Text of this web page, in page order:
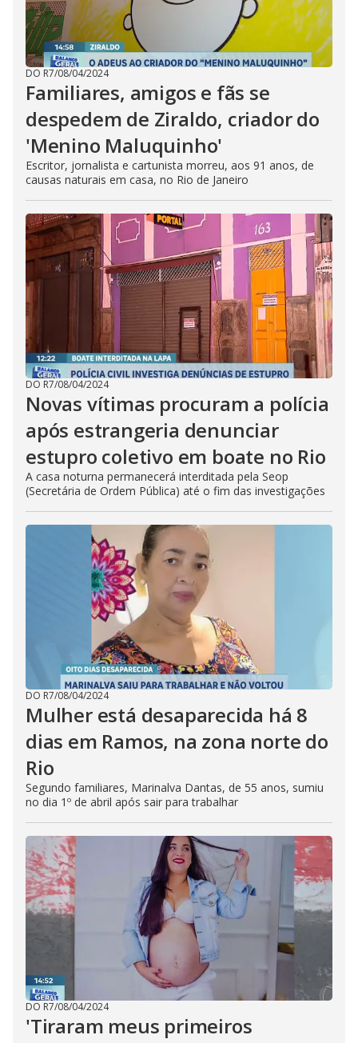
DO R7/08/04/2024
Familiares, amigos e fãs se
despedem de Ziraldo, criador do
'Menino Maluquinho'
Escritor, jornalista e cartunista morreu, aos 91 anos, de
causas naturais em casa, no Rio de Janeiro
DO R7/08/04/2024
Novas vítimas procuram a polícia
após estrangeria denunciar
estupro coletivo em boate no Rio
A casa noturna permanecerá interditada pela Seop
(Secretária de Ordem Pública) até o fim das investigações
DO R7/08/04/2024
Mulher está desaparecida há 8
dias em Ramos, na zona norte do
Rio
Segundo familiares, Marinalva Dantas, de 55 anos, sumiu
no dia 1º de abril após sair para trabalhar
DO R7/08/04/2024
'Tiraram meus primeiros